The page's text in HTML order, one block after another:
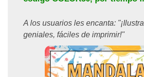
A los usuarios les encanta:
geniales, fáciles de imprimir!"